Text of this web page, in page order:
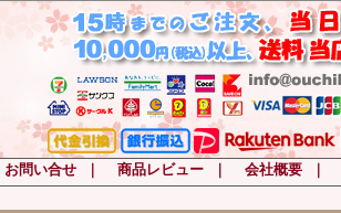
お問い合せ｜ 商品レビュー｜ 会社概要｜